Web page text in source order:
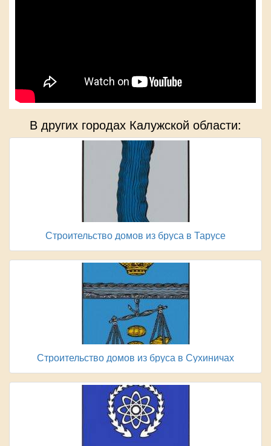
В других городах Калужской области:
Строительство домов из бруса в Тарусе
Строительство домов из бруса в Сухиничах